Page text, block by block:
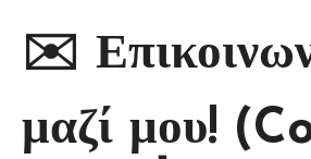
✉️
μαζί μου!